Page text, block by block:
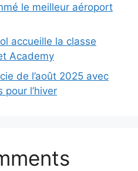
le meilleur aéroport
accueille la classe
Academy
de l’août 2025 avec
l’hiver